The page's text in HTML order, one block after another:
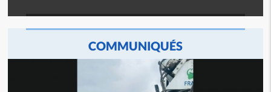
COMMUNIQUÉS